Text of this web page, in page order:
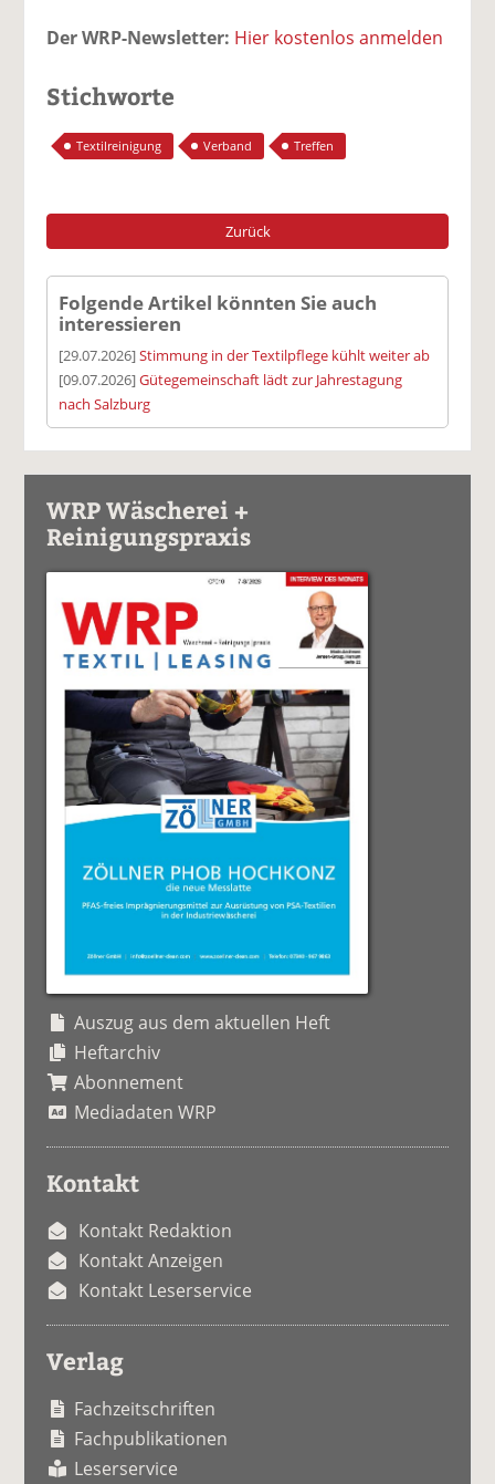
Der WRP-Newsletter: Hier kostenlos anmelden
Stichworte
Textilreinigung Verband Treffen
Zurück
Folgende Artikel könnten Sie auch
interessieren
[29.07.2026]Stimmung in der Textilpflege kühlt weiter ab
[09.07.2026]Gütegemeinschaft lädt zur Jahrestagung
nach Salzburg
WRP Wäscherei +
Reinigungspraxis
Auszug aus dem aktuellen Heft
Heftarchiv
Abonnement
Mediadaten WRP
Kontakt
Kontakt Redaktion
Kontakt Anzeigen
Kontakt Leserservice
Verlag
Fachzeitschriften
Fachpublikationen
Leserservice